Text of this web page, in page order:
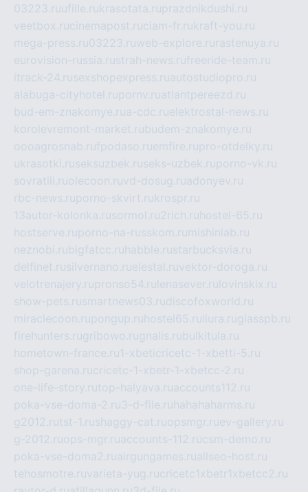
03223.ruufille.rukrasotata.ruprazdnikdushi.ru
veetbox.rucinemapost.ruciam-fr.rukraft-you.ru
mega-press.ru03223.ruweb-explore.ru rastenuya.ru
eurovision-russia.rustrah-news.rufreeride-team.ru
itrack-24.rusexshopexpress.ruautostudiopro.ru
alabuga-cityhotel.rupornv.ruatlantpereezd.ru
bud-em-znakomye.rua-cdc.ruelektrostal-news.ru
korolevremont-market.rubudem-znakomye.ru
oooagrosnab.rufpodaso.ruemfire.rupro-otdelky.ru
ukrasotki.ruseksuzbek.ruseks-uzbek.ruporno-vk.ru
sovratili.ruolecoon.ruvd-dosug.ruadonyev.ru
rbc-news.ruporno-skvirt.rukrospr.ru
13autor-kolonka.rusormol.ru2rich.ru hostel-65.ru
hostserve.ruporno-na-russkom.ru mishinlab.ru
neznobi.rubigfatcc.ru habble.rustarbucksvia.ru
delfinet.rusilvernano.ruelestal.ruvektor-doroga.ru
velotrenajery.rupronso54.ru lenasever.ru lovinskix.ru
show-pets.rusmartnews03.rudiscofoxworld.ru
miraclecoon.rupongup.ru hostel65.ru liura.ruglasspb.ru
firehunters.rugribowo.rugnalis.rubulkitula.ru
hometown-france.ru1-xbeticricetc-1-xbetti-5.ru
shop-garena.rucricetc-1-xbetr-1-xbetcc-2.ru
one-life-story.rutop-halyava.ruaccounts112.ru
poka-vse-doma-2.ru3-d-file.ru hahahaharms.ru
g2012.rutst-1.rushaggy-cat.ruopsmgr.ruev-gallery.ru
g-2012.ruops-mgr.ruaccounts-112.rucsm-demo.ru
poka-vse-doma2.ruairgungames.ruallseo-host.ru
tehosmotre.ruvarieta-yug.rucricetc1xbetr1xbetcc2.ru